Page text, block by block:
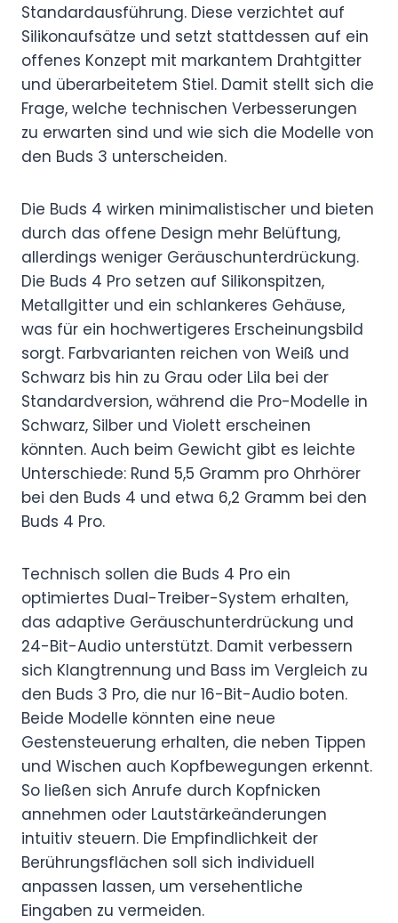
Standardausführung. Diese verzichtet auf
Silikonaufsätze und setzt stattdessen auf ein
offenes Konzept mit markantem Drahtgitter
und überarbeitetem Stiel. Damit stellt sich die
Frage, welche technischen Verbesserungen
zu erwarten sind und wie sich die Modelle von
den Buds 3 unterscheiden.
Die Buds 4 wirken minimalistischer und bieten
durch das offene Design mehr Belüftung,
allerdings weniger Geräuschunterdrückung.
Die Buds 4 Pro setzen auf Silikonspitzen,
Metallgitter und ein schlankeres Gehäuse,
was für ein hochwertigeres Erscheinungsbild
sorgt. Farbvarianten reichen von Weiß und
Schwarz bis hin zu Grau oder Lila bei der
Standardversion, während die Pro-Modelle in
Schwarz, Silber und Violett erscheinen
könnten. Auch beim Gewicht gibt es leichte
Unterschiede: Rund 5,5 Gramm pro Ohrhörer
bei den Buds 4 und etwa 6,2 Gramm bei den
Buds 4 Pro.
Technisch sollen die Buds 4 Pro ein
optimiertes Dual-Treiber-System erhalten,
das adaptive Geräuschunterdrückung und
24-Bit-Audio unterstützt. Damit verbessern
sich Klangtrennung und Bass im Vergleich zu
den Buds 3 Pro, die nur 16-Bit-Audio boten.
Beide Modelle könnten eine neue
Gestensteuerung erhalten, die neben Tippen
und Wischen auch Kopfbewegungen erkennt.
So ließen sich Anrufe durch Kopfnicken
annehmen oder Lautstärkeänderungen
intuitiv steuern. Die Empfindlichkeit der
Berührungsflächen soll sich individuell
anpassen lassen, um versehentliche
Eingaben zu vermeiden.